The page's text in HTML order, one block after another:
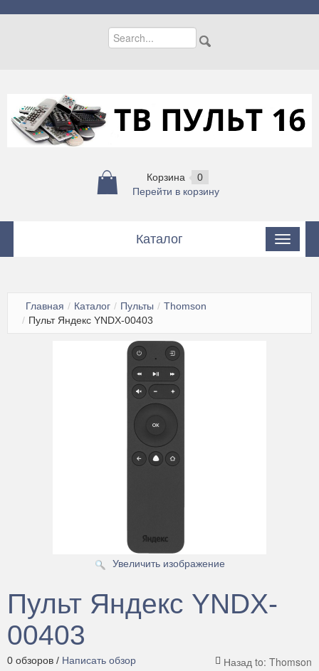
Корзина
0
Перейти в корзину
Каталог
Цифровые приставки
Усиление сотовой связи и 4G интернета
Главная / Каталог / Пульты / Thomson
/ Пульт Яндекс YNDX-00403
Увеличить изображение
Пульт Яндекс YNDX-
00403
0 обзоров / Написать обзор